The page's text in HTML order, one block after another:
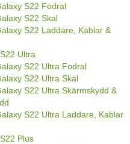
S22 Fodral
S22 Skal
S22 Laddare, Kablar &
Ultra
S22 Ultra Fodral
S22 Ultra Skal
S22 Ultra Skärmskydd &
S22 Ultra Laddare, Kablar
Plus